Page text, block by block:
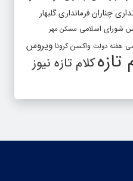
چنارانفرمانداری گلبهار
شورای اسلامی مسکن مهر
هفته دولت واکسن کرونا ویروس
تازهکلام تازه نیوز